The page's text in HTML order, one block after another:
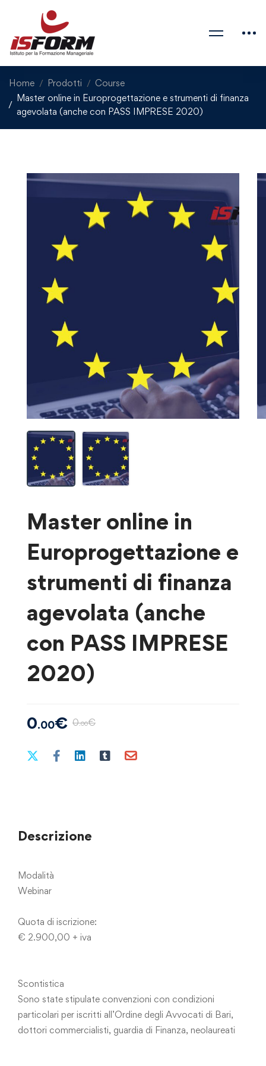
Home Prodotti
Course
Master online in Europrogettazione e strumenti di finanza
agevolata (anche con PASS IMPRESE 2020)
Master online in
Europrogettazione e
strumenti di finanza
agevolata (anche
con PASS IMPRESE
2020)
0.00€ 0.00€
Descrizione
Modalità
Webinar
Quota di iscrizione:
€ 2.900,00 + iva
Scontistica
Sono state stipulate convenzioni con condizioni
particolari per iscritti all’Ordine degli Avvocati di Bari,
dottori commercialisti, guardia di Finanza, neolaureati